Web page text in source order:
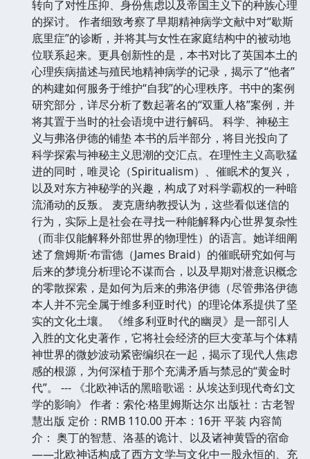
转向了对性压抑、身份焦虑以及帝国主义下的种族心理
的探讨。 作者细致考察了早期精神病学文献中对“歇斯
底里症”的诊断，并将其与女性在家庭结构中的被动地
位联系起来。更具创新性的是，本书对比了英国本土的
心理疾病描述与殖民地精神病学的记录，揭示了“他者”
的构建如何服务于维护“自我”的心理秩序。书中的案例
研究部分，详尽分析了数起著名的“双重人格”案例，并
将其置于当时的社会语境中进行解码。 科学、神秘主
义与弗洛伊德的铺垫 本书的后半部分，将目光投向了
科学探索与神秘主义思潮的交汇点。在理性主义高歌猛
进的同时，唯灵论（Spiritualism）、催眠术的复兴，
以及对东方神秘学的兴趣，构成了对科学霸权的一种暗
流涌动的反叛。 麦克唐纳教授认为，这些看似迷信的
行为，实际上是社会在寻找一种能解释内心世界复杂性
（而非仅能解释外部世界的物理性）的语言。她详细阐
述了詹姆斯·布雷德（James Braid）的催眠研究如何与
后来的梦境分析理论不谋而合，以及早期对潜意识概念
的零散探索，是如何为后来的弗洛伊德（尽管弗洛伊德
本人并不完全属于维多利亚时代）的理论体系提供了坚
实的文化土壤。 《维多利亚时代的幽灵》是一部引人
入胜的文化史著作，它将社会经济的巨大变革与个体精
神世界的微妙波动紧密编织在一起，揭示了现代人焦虑
感的根源，为何深植于那个充满矛盾与禁忌的“黄金时
代”。 --- 《北欧神话的黑暗歌谣：从埃达到现代奇幻文
学的影响》 作者：索伦·格里姆斯达尔 出版社：古老智
慧出版 定价：RMB 110.00 开本：16开 平装 内容简
介： 奥丁的智慧、洛基的诡计、以及诸神黄昏的宿命
——北欧神话构成了西方文学与文化中一股永恒的、充